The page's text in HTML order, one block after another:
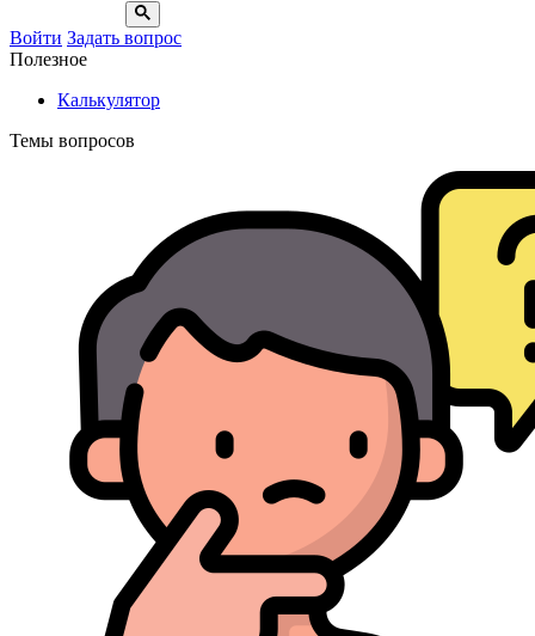
Войти Задать вопрос
Полезное
Калькулятор
Темы вопросов